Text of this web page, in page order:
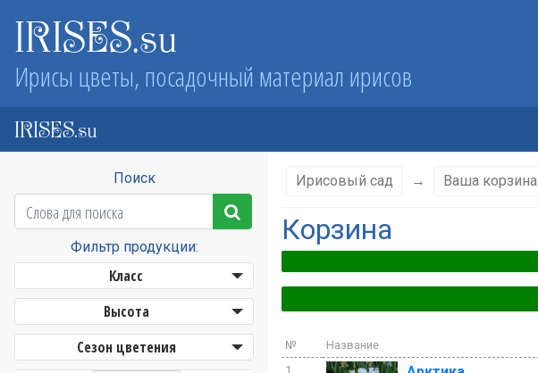
IRISES.su
Ирисы цветы, посадочный материал ирисов
IRISES.su
Поиск
Фильтр продукции:
Класс
Высота
Сезон цветения
Ирисовый сад → Ваша корзина
Корзина
№ Название
1.